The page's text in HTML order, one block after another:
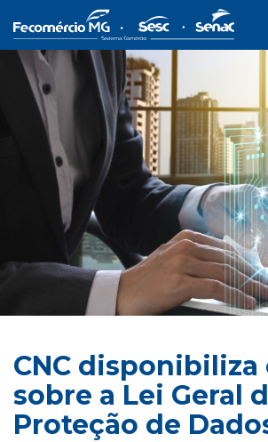
CNC
sobre a Lei Geral
Proteção de